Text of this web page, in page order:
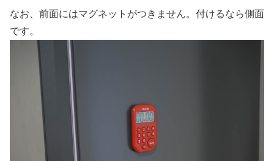
なお、前面にはマグネットがつきません。付けるなら側面
です。